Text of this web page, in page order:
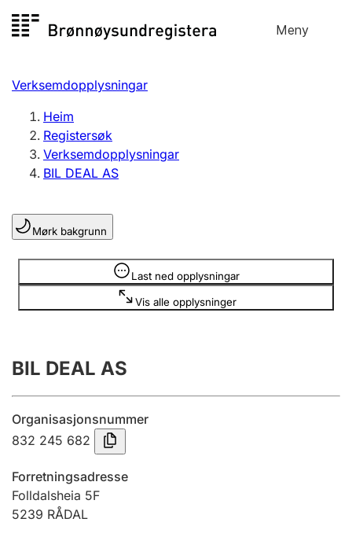
til
Meny
Registersøk
Aksjeselskap
Enkeltpersonføretak
Registrere, endre, slette
Lag og foreining
Registrere, endre, slette
Innsending og forseinkingsgebyr
Jeger
Verksemdopplysningar
Heim
Registersøk
Verksemdopplysningar
BIL DEAL AS
Mørk bakgrunn
Last ned opplysningar
Vis alle opplysninger
Opplysninger er skjult
BIL DEAL AS
Organisasjonsnummer
832 245 682
Forretningsadresse
Folldalsheia 5F
5239 RÅDAL